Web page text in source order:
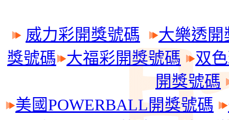
威力彩開獎號碼
大樂透開
獎號碼
大福彩開獎號碼
双
開獎號碼
美國POWERBALL開獎號碼